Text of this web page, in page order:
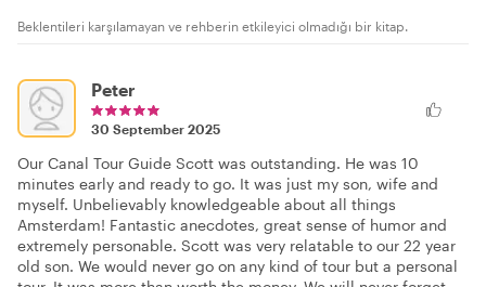
Beklentileri karşılamayan ve rehberin etkileyici olmadığı bir kitap.
Peter
30 September 2025
Our Canal Tour Guide Scott was outstanding. He was 10
minutes early and ready to go. It was just my son, wife and
myself. Unbelievably knowledgeable about all things
Amsterdam! Fantastic anecdotes, great sense of humor and
extremely personable. Scott was very relatable to our 22 year
old son. We would never go on any kind of tour but a personal